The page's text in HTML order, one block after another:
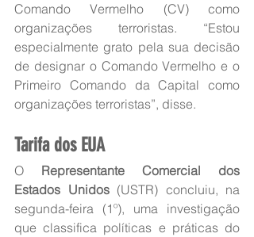
Comando Vermelho (CV) como
organizações terroristas. “Estou
especialmente grato pela sua decisão
de designar o Comando Vermelho e o
Primeiro Comando da Capital como
organizações terroristas”, disse.
Tarifa dos EUA
O Representante Comercial dos
Estados Unidos (USTR) concluiu, na
segunda-feira (1º), uma investigação
que classifica políticas e práticas do